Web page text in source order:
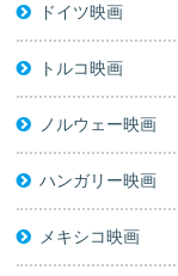
ドイツ映画
トルコ映画
ノルウェー映画
ハンガリー映画
メキシコ映画